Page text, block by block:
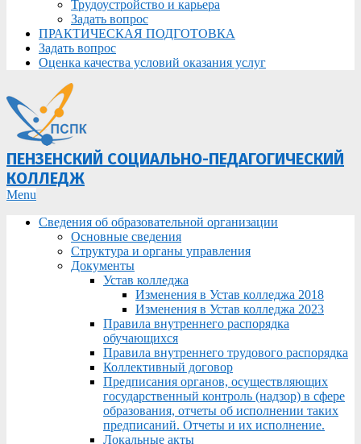
Трудоустройство и карьера
Задать вопрос
ПРАКТИЧЕСКАЯ ПОДГОТОВКА
Задать вопрос
Оценка качества условий оказания услуг
ПЕНЗЕНСКИЙ СОЦИАЛЬНО-ПЕДАГОГИЧЕСКИЙ
КОЛЛЕДЖ
Primary
Menu
Menu
Сведения об образовательной организации
Основные сведения
Структура и органы управления
Документы
Устав колледжа
Изменения в Устав колледжа 2018
Изменения в Устав колледжа 2023
Правила внутреннего распорядка
обучающихся
Правила внутреннего трудового распорядка
Коллективный договор
Предписания органов, осуществляющих
государственный контроль (надзор) в сфере
образования, отчеты об исполнении таких
предписаний. Отчеты и их исполнение.
Локальные акты